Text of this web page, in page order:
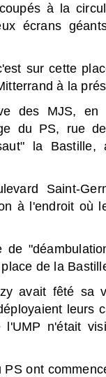
à la
écrans
sur cette
à la
des MJS, en
du PS, rue
la
Saint-
à l'endroit où
de la
avait fêté sa
leurs
l'UMP n'était
ont